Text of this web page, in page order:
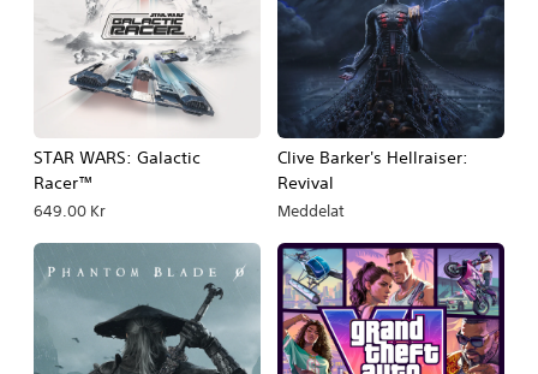
STAR WARS: Galactic
Racer™
649.00 Kr
Clive Barker's Hellraiser:
Revival
Meddelat